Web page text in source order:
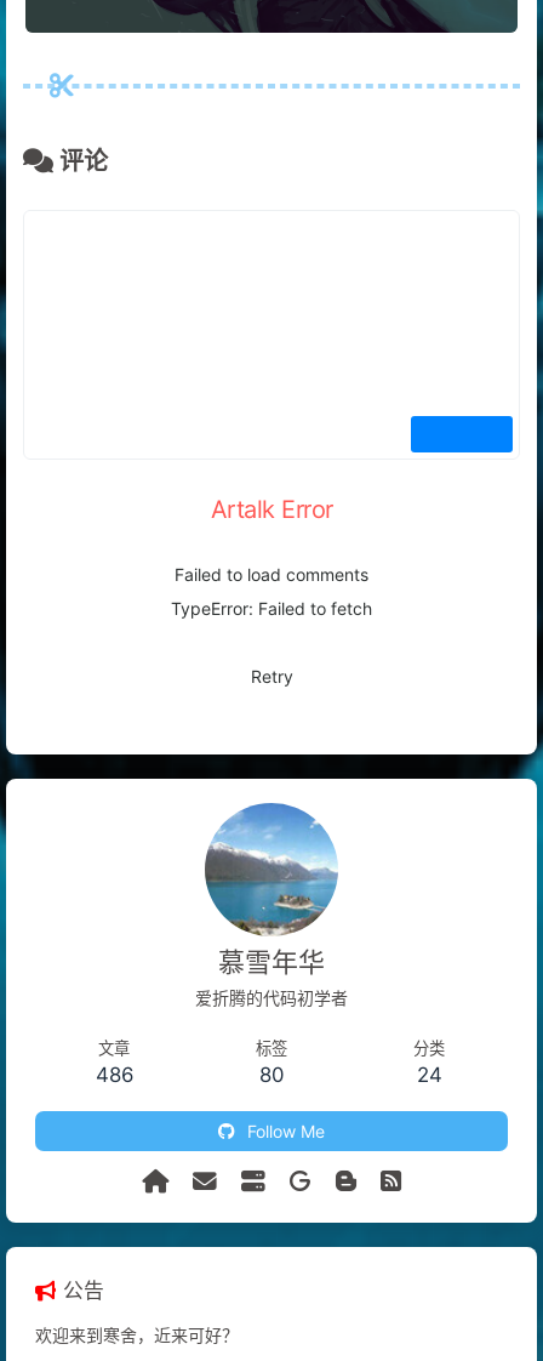
评论
Artalk Error
Failed to load comments
TypeError: Failed to fetch
Retry
慕雪年华
爱折腾的代码初学者
文章
486
标签
80
分类
24
Follow Me
公告
欢迎来到寒舍，近来可好？